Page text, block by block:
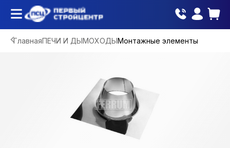
ГлавнаяПЕЧИ И ДЫМОХОДЫМонтажные элементы